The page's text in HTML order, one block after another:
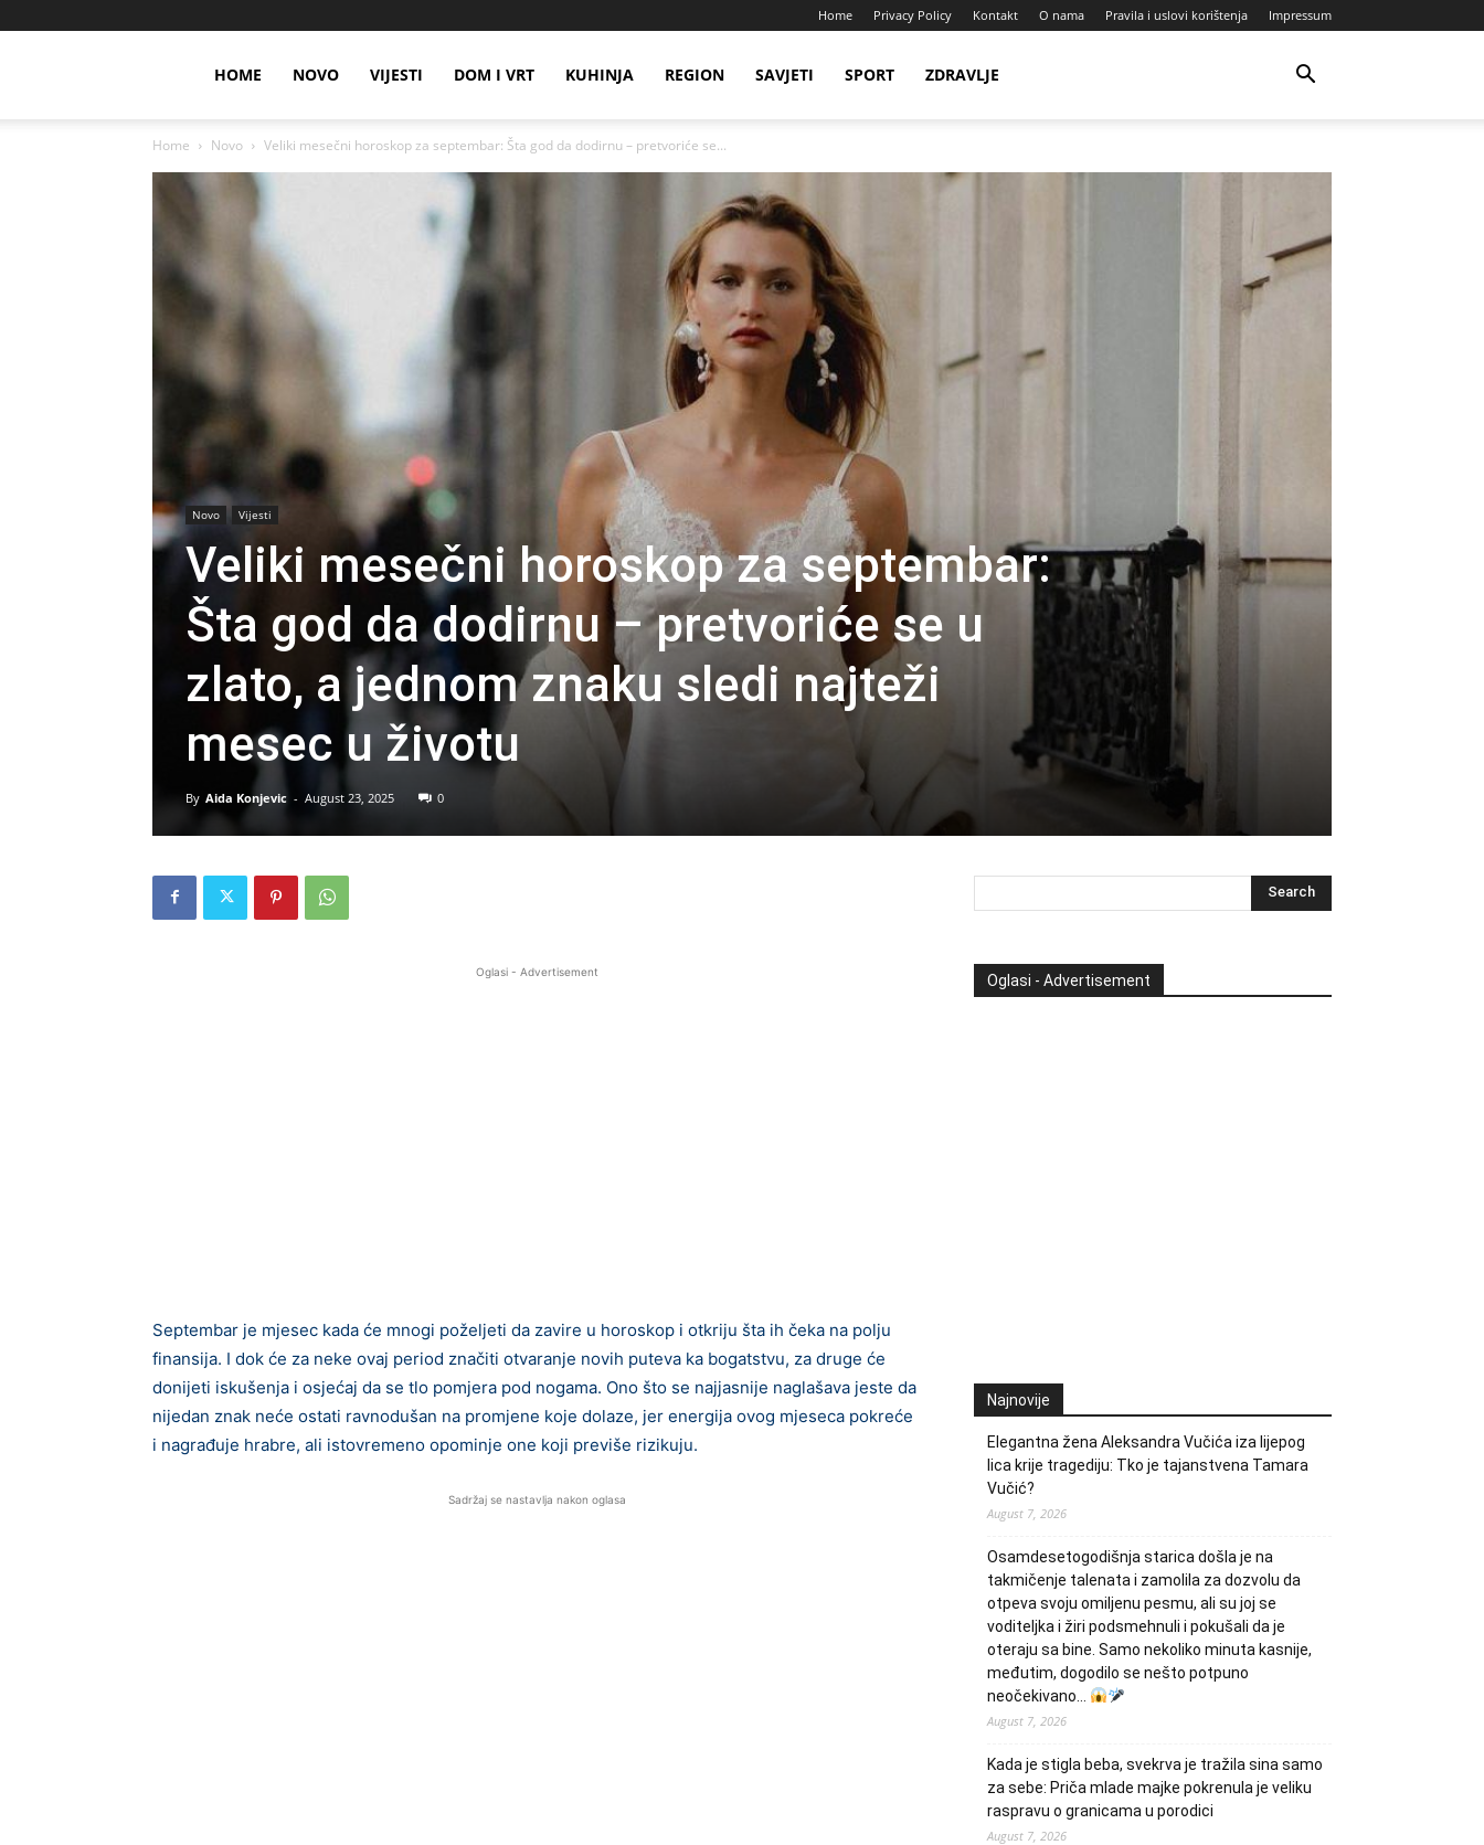
Home Privacy Policy Kontakt O nama Pravila i uslovi korištenja Impressum
HOME NOVO VIJESTI DOM I VRT KUHINJA REGION SAVJETI SPORT ZDRAVLJE
Home Novo Veliki mesečni horoskop za septembar: Šta god da dodirnu – pretvoriće se...
Novo Vijesti
Veliki mesečni horoskop za septembar:
Šta god da dodirnu – pretvoriće se u
zlato, a jednom znaku sledi najteži
mesec u životu
By Aida Konjevic - August 23, 2025 0
Oglasi - Advertisement
Septembar je mjesec kada će mnogi poželjeti da zavire u horoskop i otkriju šta ih čeka na polju
finansija. I dok će za neke ovaj period značiti otvaranje novih puteva ka bogatstvu, za druge će
donijeti iskušenja i osjećaj da se tlo pomjera pod nogama. Ono što se najjasnije naglašava jeste da
nijedan znak neće ostati ravnodušan na promjene koje dolaze, jer energija ovog mjeseca pokreće
i nagrađuje hrabre, ali istovremeno opominje one koji previše rizikuju.
Sadržaj se nastavlja nakon oglasa
Oglasi - Advertisement
Najnovije
Elegantna žena Aleksandra Vučića iza lijepog
lica krije tragediju: Tko je tajanstvena Tamara
Vučić?
August 7, 2026
Osamdesetogodišnja starica došla je na
takmičenje talenata i zamolila za dozvolu da
otpeva svoju omiljenu pesmu, ali su joj se
voditeljka i žiri podsmehnuli i pokušali da je
oteraju sa bine. Samo nekoliko minuta kasnije,
međutim, dogodilo se nešto potpuno
neočekivano…
August 7, 2026
Kada je stigla beba, svekrva je tražila sina samo
za sebe: Priča mlade majke pokrenula je veliku
raspravu o granicama u porodici
August 7, 2026